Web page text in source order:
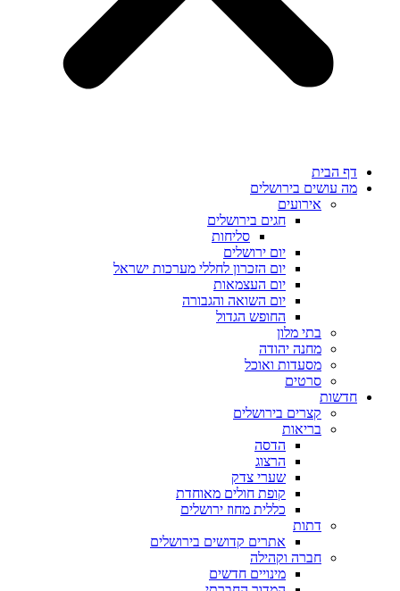
דף הבית
מה עושים בירושלים
אירועים
חגים בירושלים
סליחות
יום ירושלים
יום הזכרון לחללי מערכות ישראל
יום העצמאות
יום השואה והגבורה
החופש הגדול
בתי מלון
מחנה יהודה
מסעדות ואוכל
סרטים
חדשות
קצרים בירושלים
בריאות
הדסה
הרצוג
שערי צדק
קופת חולים מאוחדת
כללית מחוז ירושלים
דתות
אתרים קדושים בירושלים
חברה וקהילה
מינויים חדשים